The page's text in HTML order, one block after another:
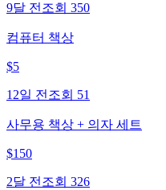
9달 전 조회 350
컴퓨터 책상
$5
12일 전 조회 51
사무용 책상 + 의자 세트
$150
2달 전 조회 326